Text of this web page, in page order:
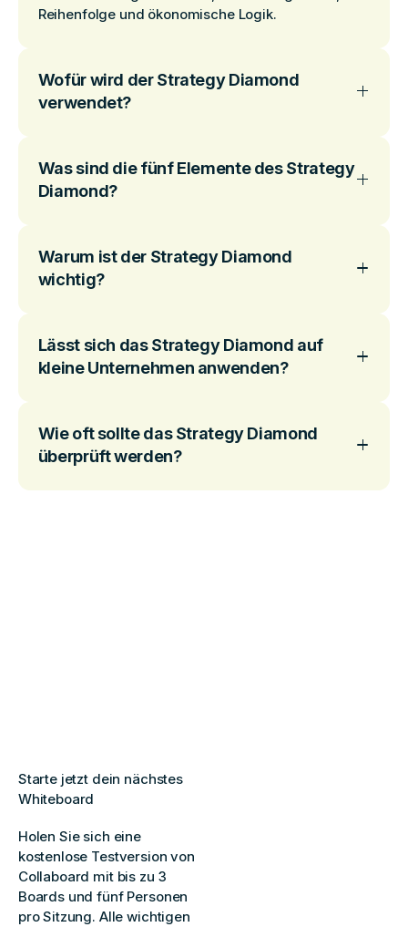
Reihenfolge und ökonomische Logik.
Wofür wird der Strategy Diamond
verwendet?
Was sind die fünf Elemente des Strategy
Diamond?
Warum ist der Strategy Diamond
wichtig?
Lässt sich das Strategy Diamond auf
kleine Unternehmen anwenden?
Wie oft sollte das Strategy Diamond
überprüft werden?
Starte jetzt dein nächstes
Whiteboard
Holen Sie sich eine
kostenlose Testversion von
Collaboard mit bis zu 3
Boards und fünf Personen
pro Sitzung. Alle wichtigen